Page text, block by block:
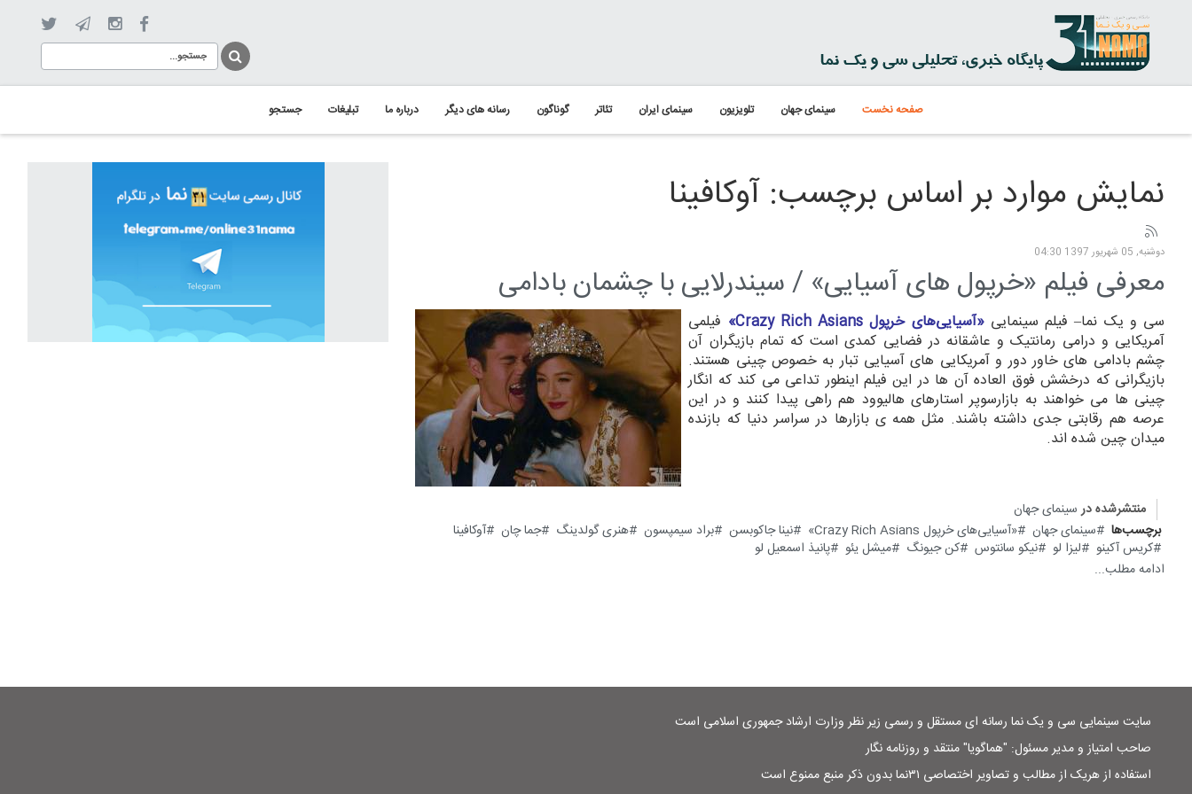
صفحه نخست سینمای جهان تلویزیون سینمای ایران تئاتر گوناگون رسانه های دیگر درباره ما تبلیغات جستجو
نمایش موارد بر اساس برچسب: آوکافینا
دوشنبه, 05 شهریور 1397 04:30
معرفی فیلم «خرپول های آسیایی» / سیندرلایی با چشمان بادامی
سی و یک نما– فیلم سینمایی«آسیایی‌های خرپول Crazy Rich Asians
» فیلمی
آمریکایی و درامی رمانتیک و عاشقانه در فضایی کمدی است که تمام بازیگران آن
چشم بادامی های خاور دور و آمریکایی های آسیایی تبار به خصوص چینی هستند.
بازیگرانی که درخشش فوق العاده آن ها در این فیلم اینطور تداعی می کند که انگار
چینی ها می خواهند به بازارسوپر استارهای هالیوود هم راهی پیدا کنند و در این
عرصه هم رقابتی جدی داشته باشند. مثل همه ی بازارها در سراسر دنیا که بازنده
میدان چین شده اند.
منتشرشده در سینمای جهان
برچسب‌ها
سینمای جهان «آسیایی‌های خرپول Crazy Rich Asians» نینا جاکوبسن براد سیمپسون هنری گولدینگ جما چان
آوکافینا
کریس آکینو
لیزا لو نیکو سانتوس کن جیونگ میشل یئو
پانیذ اسمعیل لو
ادامه مطلب...
سایت سینمایی سی و یک نما رسانه ای مستقل و رسمی زیر نظر وزارت ارشاد جمهوری اسلامی است
صاحب امتیاز و مدیر مسئول: "هماگویا" منتقد و روزنامه نگار
استفاده از هریک از مطالب و تصاویر اختصاصی ۳۱نما بدون ذکر منبع ممنوع است